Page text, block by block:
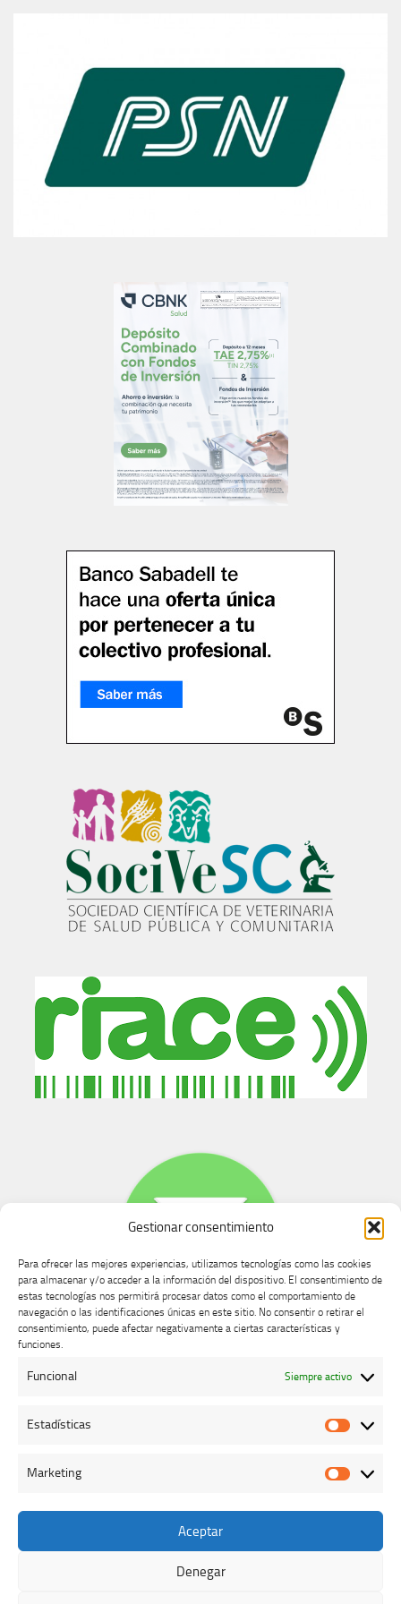
Gestionar consentimiento
Para ofrecer las mejores experiencias, utilizamos tecnologías como las cookies
para almacenar y/o acceder a la información del dispositivo. El consentimiento de
estas tecnologías nos permitirá procesar datos como el comportamiento de
navegación o las identificaciones únicas en este sitio. No consentir o retirar el
consentimiento, puede afectar negativamente a ciertas características y
funciones.
Funcional Siempre activo
Estadísticas
Marketing
Aceptar
Denegar
Buzón de dudas, quejas y sugerencias
Colegio Oficial de Veterinarios de Cáceres © 2026. Todos los
- Diseñado con el